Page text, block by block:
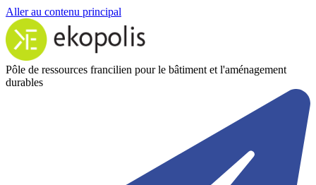
Aller au contenu principal
Pôle de ressources francilien pour le bâtiment et l'aménagement
durables